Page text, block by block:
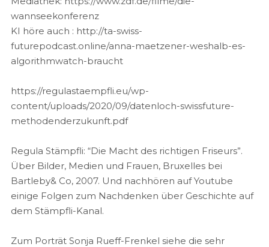
wannseekonferenz
KI höre auch : http://ta-swiss-
futurepodcast.online/anna-maetzener-weshalb-es-
algorithmwatch-braucht
https://regulastaempfli.eu/wp-
content/uploads/2020/09/datenloch-swissfuture-
methodenderzukunft.pdf
Regula Stämpfli: “Die Macht des richtigen Friseurs”.
Über Bilder, Medien und Frauen, Bruxelles bei
Bartleby& Co, 2007. Und nachhören auf Youtube
einige Folgen zum Nachdenken über Geschichte auf
dem Stämpfli-Kanal.
Zum Porträt Sonja Rueff-Frenkel siehe die sehr